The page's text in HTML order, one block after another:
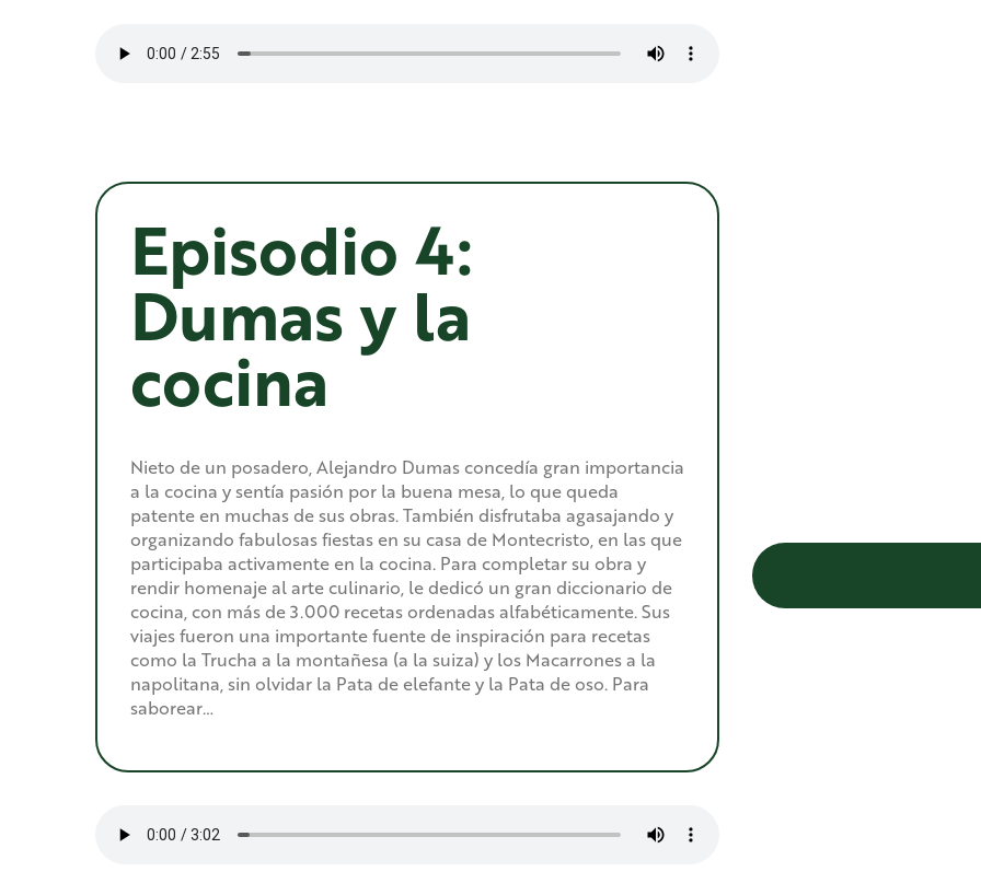
Episodio 4:
Dumas y la
cocina
Nieto de un posadero, Alejandro Dumas concedía gran importancia
a la cocina y sentía pasión por la buena mesa, lo que queda
patente en muchas de sus obras. También disfrutaba agasajando y
organizando fabulosas fiestas en su casa de Montecristo, en las que
participaba activamente en la cocina. Para completar su obra y
rendir homenaje al arte culinario, le dedicó un gran diccionario de
cocina, con más de 3.000 recetas ordenadas alfabéticamente. Sus
viajes fueron una importante fuente de inspiración para recetas
como la Trucha a la montañesa (a la suiza) y los Macarrones a la
napolitana, sin olvidar la Pata de elefante y la Pata de oso. Para
saborear…